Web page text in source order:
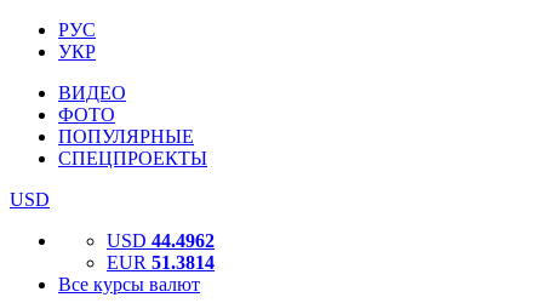
РУС
УКР
ВИДЕО
ФОТО
ПОПУЛЯРНЫЕ
СПЕЦПРОЕКТЫ
USD
USD 44.4962
EUR 51.3814
Все курсы валют